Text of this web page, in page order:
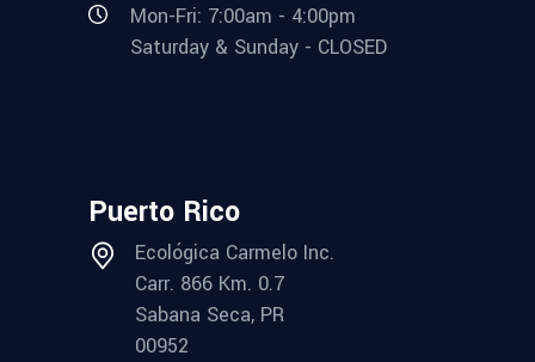
Mon-Fri: 7:00am - 4:00pm
Saturday & Sunday - CLOSED
Puerto Rico
Ecológica Carmelo Inc.
Carr. 866 Km. 0.7
Sabana Seca, PR
00952